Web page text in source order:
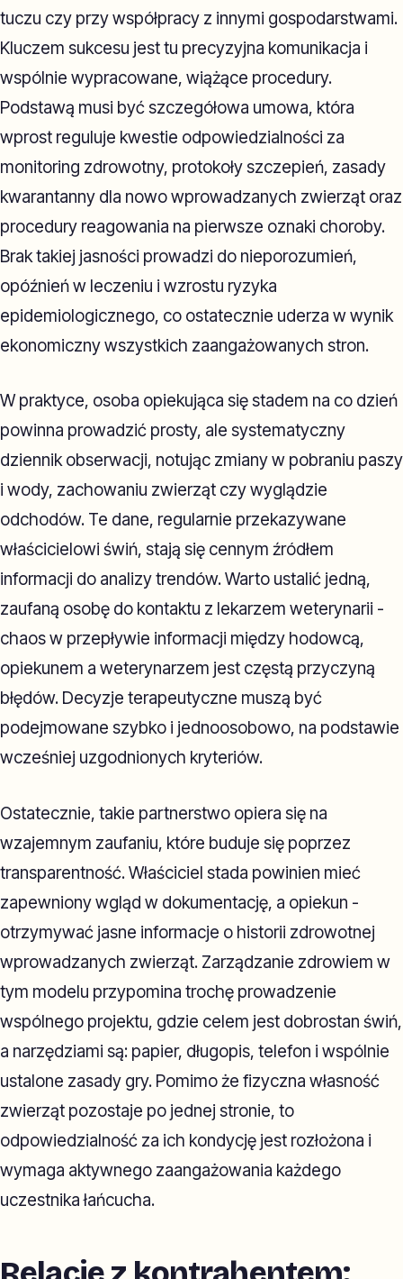
tuczu czy przy współpracy z innymi gospodarstwami.
Kluczem sukcesu jest tu precyzyjna komunikacja i
wspólnie wypracowane, wiążące procedury.
Podstawą musi być szczegółowa umowa, która
wprost reguluje kwestie odpowiedzialności za
monitoring zdrowotny, protokoły szczepień, zasady
kwarantanny dla nowo wprowadzanych zwierząt oraz
procedury reagowania na pierwsze oznaki choroby.
Brak takiej jasności prowadzi do nieporozumień,
opóźnień w leczeniu i wzrostu ryzyka
epidemiologicznego, co ostatecznie uderza w wynik
ekonomiczny wszystkich zaangażowanych stron.
W praktyce, osoba opiekująca się stadem na co dzień
powinna prowadzić prosty, ale systematyczny
dziennik obserwacji, notując zmiany w pobraniu paszy
i wody, zachowaniu zwierząt czy wyglądzie
odchodów. Te dane, regularnie przekazywane
właścicielowi świń, stają się cennym źródłem
informacji do analizy trendów. Warto ustalić jedną,
zaufaną osobę do kontaktu z lekarzem weterynarii -
chaos w przepływie informacji między hodowcą,
opiekunem a weterynarzem jest częstą przyczyną
błędów. Decyzje terapeutyczne muszą być
podejmowane szybko i jednoosobowo, na podstawie
wcześniej uzgodnionych kryteriów.
Ostatecznie, takie partnerstwo opiera się na
wzajemnym zaufaniu, które buduje się poprzez
transparentność. Właściciel stada powinien mieć
zapewniony wgląd w dokumentację, a opiekun -
otrzymywać jasne informacje o historii zdrowotnej
wprowadzanych zwierząt. Zarządzanie zdrowiem w
tym modelu przypomina trochę prowadzenie
wspólnego projektu, gdzie celem jest dobrostan świń,
a narzędziami są: papier, długopis, telefon i wspólnie
ustalone zasady gry. Pomimo że fizyczna własność
zwierząt pozostaje po jednej stronie, to
odpowiedzialność za ich kondycję jest rozłożona i
wymaga aktywnego zaangażowania każdego
uczestnika łańcucha.